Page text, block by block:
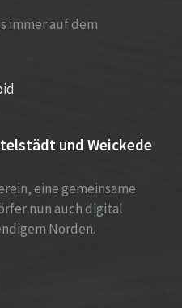
immer auf dem
und Weickede
eine gemeinsame
nun auch digital
Norden.